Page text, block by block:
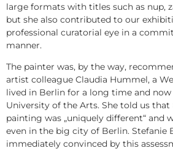
large formats with titles such as nup,
but she also contributed to our
professional curatorial eye in a
manner.
The painter was, by the way,
artist colleague Claudia Hummel, a
lived in Berlin for a long time and
University of the Arts. She told us that
painting was „uniquely different“ and
even in the big city of Berlin. Stefanie
immediately convinced by this